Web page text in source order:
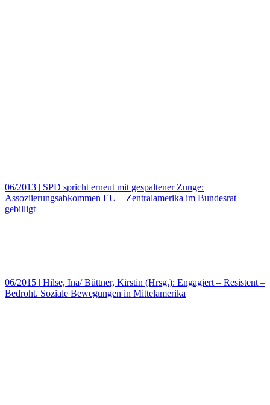
06/2013 | SPD spricht erneut mit gespaltener Zunge:
Assoziierungsabkommen EU – Zentralamerika im Bundesrat
gebilligt
06/2015 | Hilse, Ina/ Büttner, Kirstin (Hrsg.): Engagiert – Resistent –
Bedroht. Soziale Bewegungen in Mittelamerika